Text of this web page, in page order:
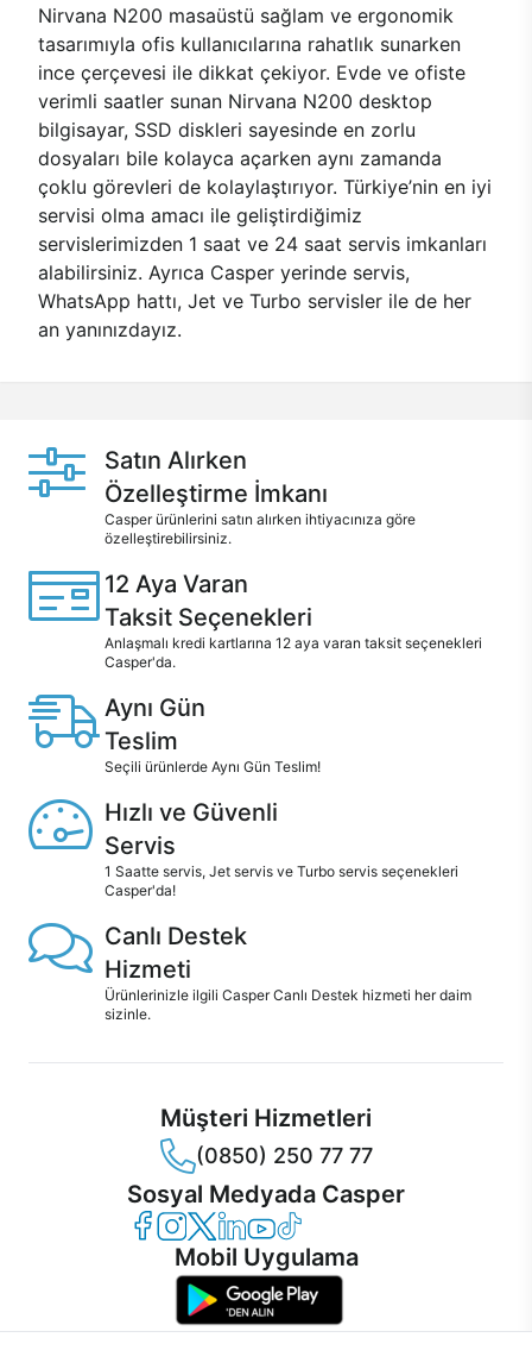
Nirvana N200 masaüstü sağlam ve ergonomik
tasarımıyla ofis kullanıcılarına rahatlık sunarken
ince çerçevesi ile dikkat çekiyor. Evde ve ofiste
verimli saatler sunan Nirvana N200 desktop
bilgisayar, SSD diskleri sayesinde en zorlu
dosyaları bile kolayca açarken aynı zamanda
çoklu görevleri de kolaylaştırıyor. Türkiye’nin en iyi
servisi olma amacı ile geliştirdiğimiz
servislerimizden 1 saat ve 24 saat servis imkanları
alabilirsiniz. Ayrıca Casper yerinde servis,
WhatsApp hattı, Jet ve Turbo servisler ile de her
an yanınızdayız.
Satın Alırken
Özelleştirme İmkanı
Casper ürünlerini satın alırken ihtiyacınıza göre
özelleştirebilirsiniz.
12 Aya Varan
Taksit Seçenekleri
Anlaşmalı kredi kartlarına 12 aya varan taksit seçenekleri
Casper'da.
Aynı Gün
Teslim
Seçili ürünlerde Aynı Gün Teslim!
Hızlı ve Güvenli
Servis
1 Saatte servis, Jet servis ve Turbo servis seçenekleri
Casper'da!
Canlı Destek
Hizmeti
Ürünlerinizle ilgili Casper Canlı Destek hizmeti her daim
sizinle.
Müşteri Hizmetleri
(0850) 250 77 77
Sosyal Medyada Casper
Casper Facebook
Casper Instagram
Casper Twitter
Casper LinkedIn
Casper YouTube
Casper TikTok
Mobil Uygulama